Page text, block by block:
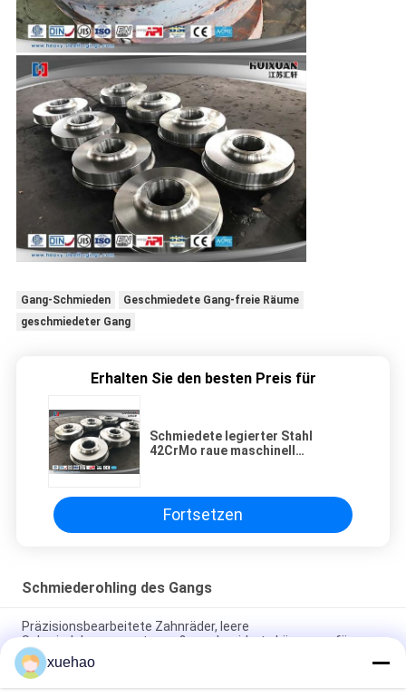
Gang-Schmieden
Geschmiedete Gang-freie Räume
geschmiedeter Gang
Erhalten Sie den besten Preis für
Schmiedete legierter Stahl
42CrMo raue maschinell
Räume
Fortsetzen
Schmiederohling des Gangs
Präzisionsbearbeitete Zahnräder, leere
Schmiedekomponente, maßgeschneiderte Lösungen für
industrielle Anwendungen und langlebige Leistung
Stahl aus Legierung Übertragungspinienwelle Schmiede
xuehao